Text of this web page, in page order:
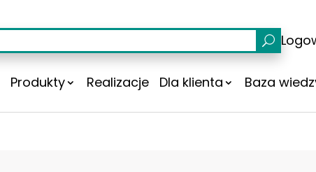
Produkty Realizacje Dla klienta Baza